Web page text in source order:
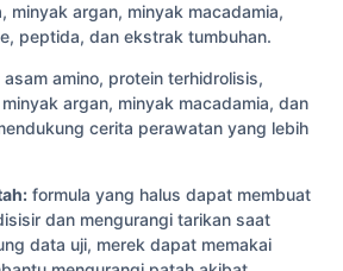
minyak argan, minyak macadamia,
peptida, dan ekstrak tumbuhan.
asam amino, protein terhidrolisis,
argan, minyak macadamia, dan
cerita perawatan yang lebih
formula yang halus dapat membuat
dan mengurangi tarikan saat
data uji, merek dapat memakai